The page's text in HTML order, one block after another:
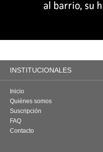
INSTITUCIONALES
Inicio
Quiénes somos
Suscripción
FAQ
Contacto